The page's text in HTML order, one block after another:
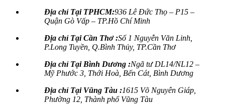
Địa chỉ Tại TPHCM:936 Lê Đức Thọ – P15 –
Quận Gò Vấp – TP.Hồ Chí Minh
Địa chỉ Tại Cần Thơ :Số 1 Nguyễn Văn Linh,
P.Long Tuyền, Q.Bình Thủy, TP.Cần Thơ
Địa chỉ Tại Bình Dương :Ngã tư DL14/NL12 –
Mỹ Phước 3, Thới Hoà, Bến Cát, Bình Dương
Địa chỉ Tại Vũng Tàu :1615 Võ Nguyên Giáp,
Phường 12, Thành phố Vũng Tàu